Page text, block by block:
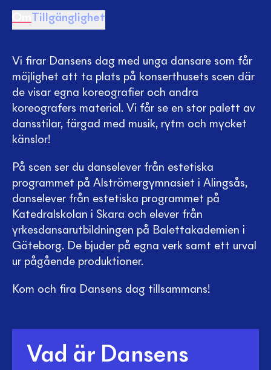
Tillgänglighet
Vi firar Dansens dag med unga dansare som får
möjlighet att ta plats på konserthusets scen där
de visar egna koreografier och andra
koreografers material. Vi får se en stor palett av
dansstilar, färgad med musik, rytm och mycket
känslor!
På scen ser du danselever från estetiska
programmet på Alströmergymnasiet i Alingsås,
danselever från estetiska programmet på
Katedralskolan i Skara och elever från
yrkesdansarutbildningen på Balettakademien i
Göteborg. De bjuder på egna verk samt ett urval
ur pågående produktioner.
Kom och fira Dansens dag tillsammans!
Vad är Dansens